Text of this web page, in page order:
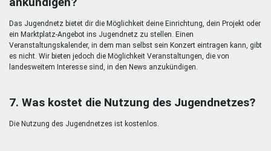
Das Jugendnetz bietet dir die Möglichkeit deine Einrichtung, dein Projekt oder
ein Marktplatz-Angebot ins Jugendnetz zu stellen. Einen
Veranstaltungskalender, in dem man selbst sein Konzert eintragen kann, gibt
es nicht. Wir bieten jedoch die Möglichkeit Veranstaltungen, die von
landesweitem Interesse sind, in den News anzukündigen.
7. Was kostet die Nutzung des Jugendnetzes?
Die Nutzung des Jugendnetzes ist kostenlos.